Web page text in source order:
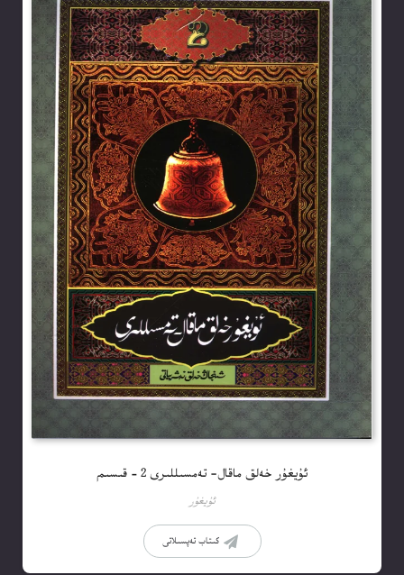
ئۇيغۇر خەلق ماقال- تەمسىللىرى 2 – قىسىم
ئۇيغۇر
كىتاب تەپسىلاتى